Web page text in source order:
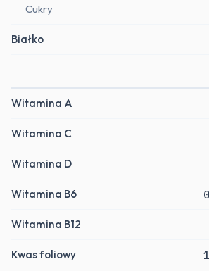
Cukry
Białko
Witamina A
Witamina C
Witamina D
Witamina B6
Witamina B12
Kwas foliowy